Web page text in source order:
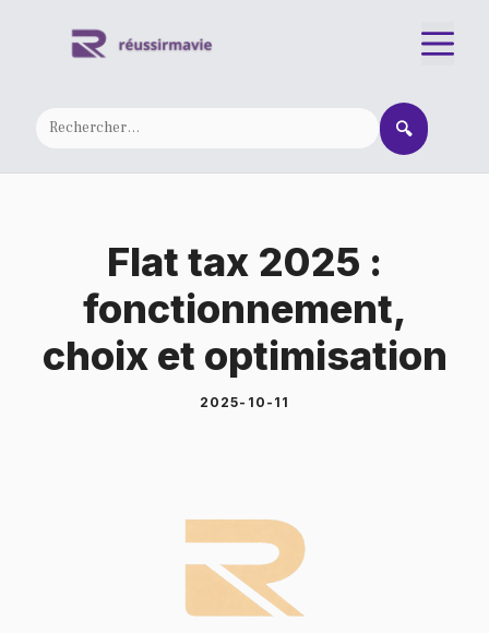
🔍
Flat tax 2025 :
fonctionnement,
choix et optimisation
2025-10-11